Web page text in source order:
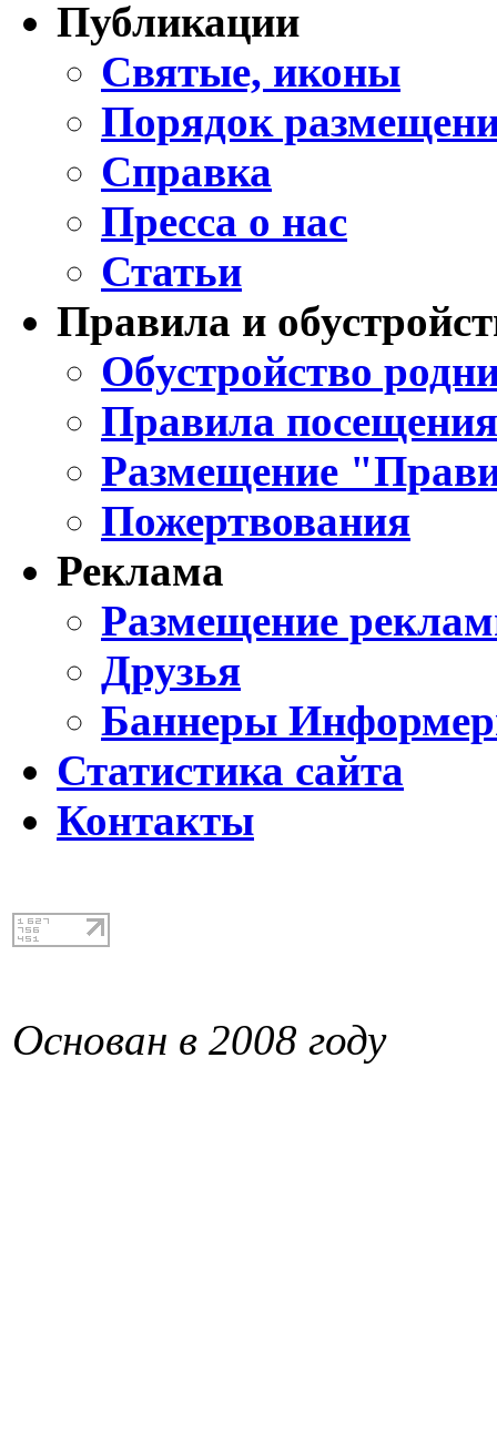
Публикации
Святые, иконы
Порядок
Справка
Пресса о нас
Статьи
Правила и
Обустройство
Правила
Размещение
Пожертвования
Реклама
Размещение
Друзья
Баннеры
Статистика сайта
Контакты
Основан в 2008 году